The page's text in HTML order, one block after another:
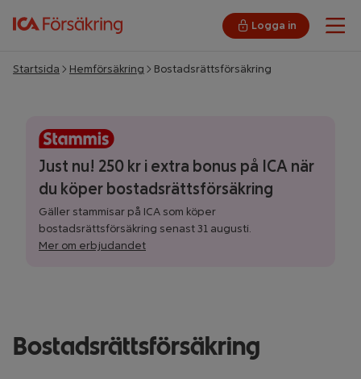
Logga in
Startsida Hemförsäkring Bostadsrättsförsäkring
Just nu! 250 kr i extra bonus på ICA när
du köper bostadsrättsförsäkring
Gäller stammisar på ICA som köper
bostadsrättsförsäkring senast 31 augusti.
Mer om erbjudandet
Bostadsrättsförsäkring